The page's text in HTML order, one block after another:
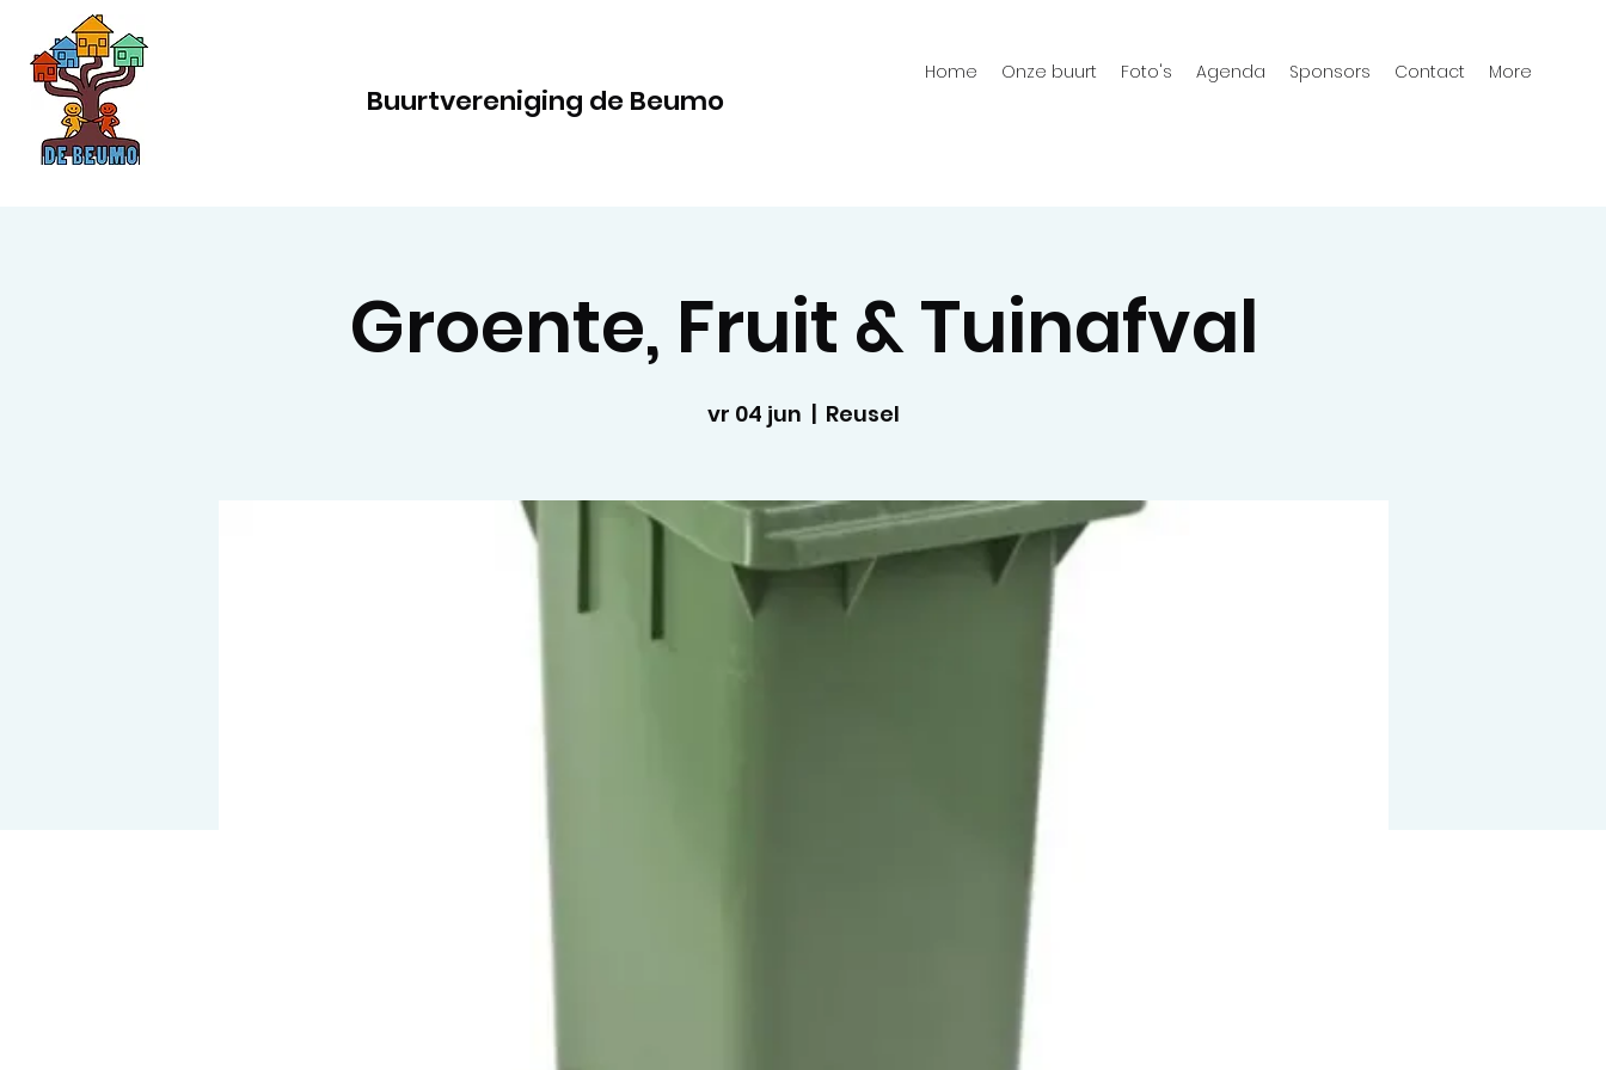
Buurtvereniging de Beumo
Home Onze buurt Foto's Agenda Sponsors Contact More
Groente, Fruit & Tuinafval
vr 04 jun
  |
Reusel